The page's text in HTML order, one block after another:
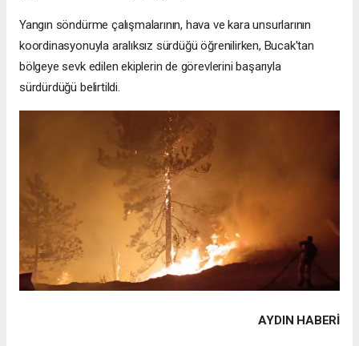
Yangın söndürme çalışmalarının, hava ve kara unsurlarının
koordinasyonuyla aralıksız sürdüğü öğrenilirken, Bucak'tan
bölgeye sevk edilen ekiplerin de görevlerini başarıyla
sürdürdüğü belirtildi.
AYDIN HABERİ